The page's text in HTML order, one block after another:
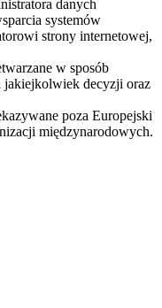
danych
systemów
strony internetowej,
w sposób
jakiejkolwiek decyzji oraz
poza Europejski
międzynarodowych.